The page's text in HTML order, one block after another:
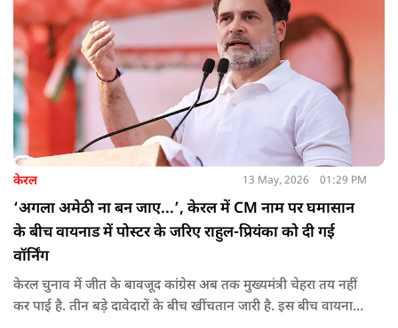
केरल 13 May, 2026 01:29 PM
‘अगला अमेठी ना बन जाए...’, केरल में CM नाम पर घमासान
के बीच वायनाड में पोस्टर के जरिए राहुल-प्रियंका को दी गई
वॉर्निंग
केरल चुनाव में जीत के बावजूद कांग्रेस अब तक मुख्यमंत्री चेहरा तय नहीं
कर पाई है. तीन बड़े दावेदारों के बीच खींचतान जारी है. इस बीच वायनाड